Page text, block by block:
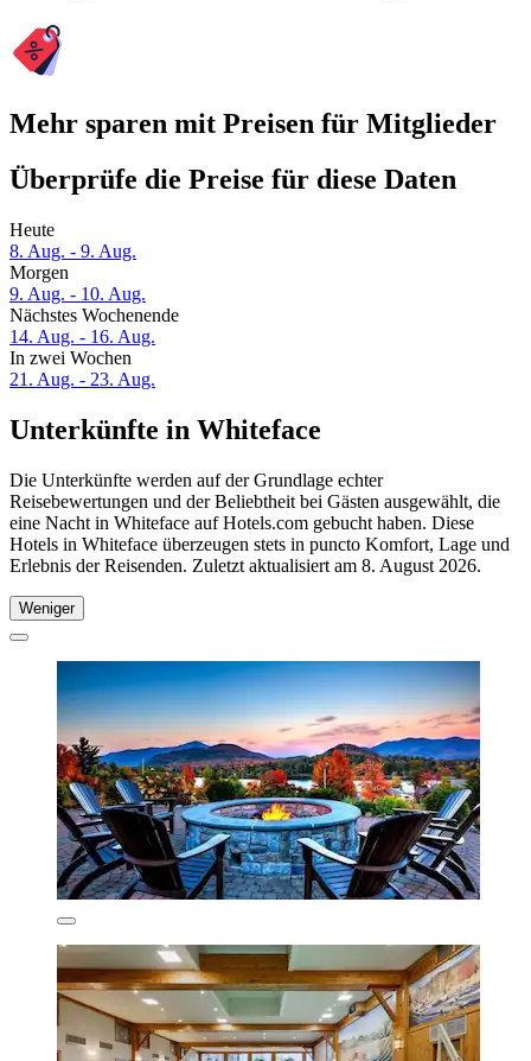
Mehr sparen mit Preisen für Mitglieder
Überprüfe die Preise für diese Daten
Heute
8. Aug. - 9. Aug.
Morgen
9. Aug. - 10. Aug.
Nächstes Wochenende
14. Aug. - 16. Aug.
In zwei Wochen
21. Aug. - 23. Aug.
Unterkünfte in Whiteface
Die Unterkünfte werden auf der Grundlage echter
Reisebewertungen und der Beliebtheit bei Gästen ausgewählt, die
eine Nacht in Whiteface auf Hotels.com gebucht haben. Diese
Hotels in Whiteface überzeugen stets in puncto Komfort, Lage und
Erlebnis der Reisenden. Zuletzt aktualisiert am 8. August 2026.
Weniger